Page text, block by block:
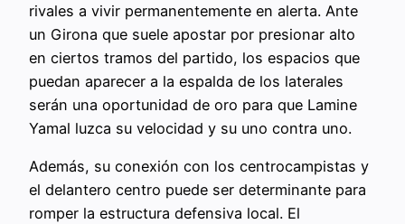
rivales a vivir permanentemente en alerta. Ante
un Girona que suele apostar por presionar alto
en ciertos tramos del partido, los espacios que
puedan aparecer a la espalda de los laterales
serán una oportunidad de oro para que Lamine
Yamal luzca su velocidad y su uno contra uno.
Además, su conexión con los centrocampistas y
el delantero centro puede ser determinante para
romper la estructura defensiva local. El